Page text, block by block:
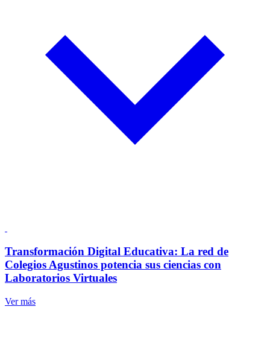
Transformación Digital Educativa: La red de
Colegios Agustinos potencia sus ciencias con
Laboratorios Virtuales
Ver más